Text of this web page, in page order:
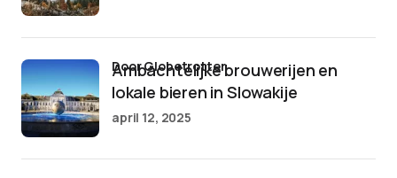
Ambachtelijke brouwerijen en
lokale bieren in Slowakije
door Globetrotter
april 12, 2025